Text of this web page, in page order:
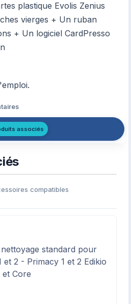
plastique Evolis Zenius
vierges + Un ruban
+ Un logiciel CardPresso
associés
compatibles